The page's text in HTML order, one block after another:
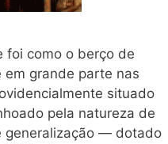
como o berço de
grande parte nas
situado
pela natureza de
generalização — dotado